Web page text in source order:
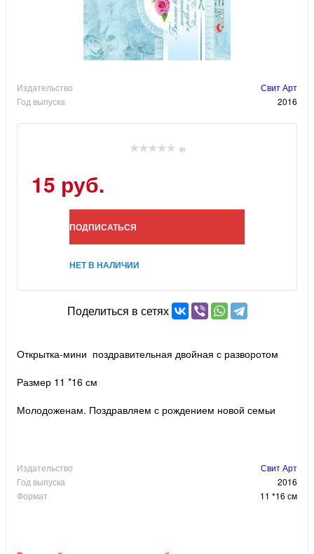
Издательство
Свит Арт
Год выпуска
2016
(0)
15 руб.
ПОДПИСАТЬСЯ
НЕТ В НАЛИЧИИ
Поделиться в сетях
Открытка-мини поздравительная двойная с разворотом
Размер 11 *16 см
Молодоженам. Поздравляем с рождением новой семьи
Издательство
Свит Арт
Год выпуска
2016
Формат
11 *16 см